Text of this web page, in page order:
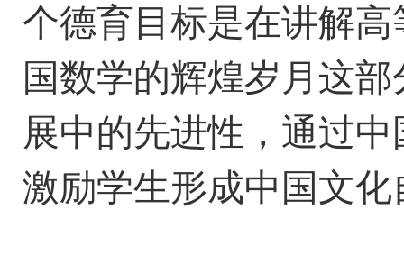
个德育目标是在讲解
国数学的辉煌岁月这
展中的先进性，通过
激励学生形成中国文